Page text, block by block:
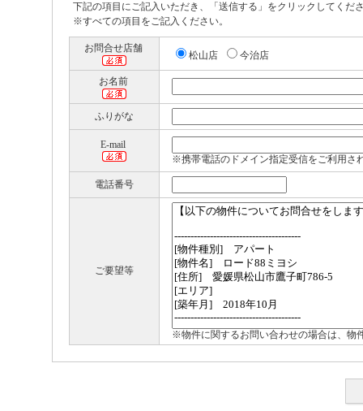
下記の項目にご記入いただき、「送信する」をクリックしてくだ
※すべての項目をご記入ください。
お問合せ店舗
松山店 今治店
お名前
ふりがな
E-mail
※携帯電話のドメイン指定受信をご利用さ
電話番号
ご要望等
※物件に関するお問い合わせの場合は、物